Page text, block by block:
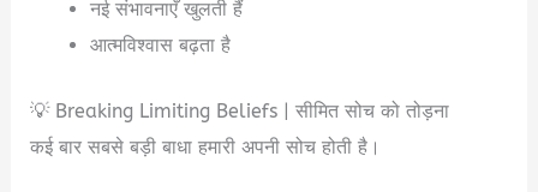
नई संभावनाएँ खुलती हैं
आत्मविश्वास बढ़ता है
💡 Breaking Limiting Beliefs | सीमित सोच को तोड़ना
कई बार सबसे बड़ी बाधा हमारी अपनी सोच होती है।